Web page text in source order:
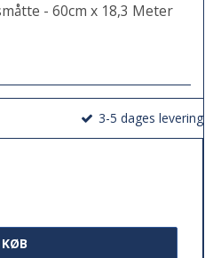
- 60cm x 18,3 Meter
3-5 dages levering
KØB